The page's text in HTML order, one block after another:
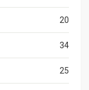
20
34
25